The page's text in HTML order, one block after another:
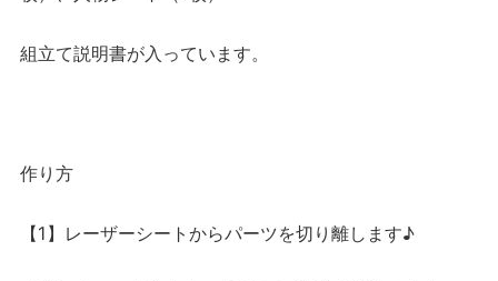
組立て説明書が入っています。
作り方
【1】レーザーシートからパーツを切り離します♪